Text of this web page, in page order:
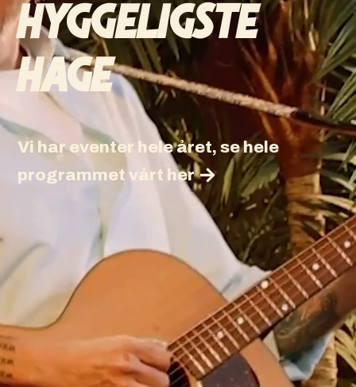
HYGGELIGSTE
HAGE
Vi har eventer hele året, se hele
programmet vårt her